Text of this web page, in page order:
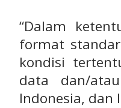
“Dalam
format
kondisi
data dan/
Indonesia, dan